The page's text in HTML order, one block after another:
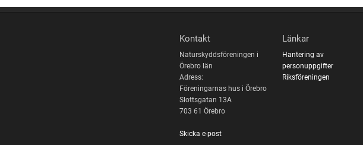
Kontakt
Naturskyddsföreningen i
Örebro län
Adress:
Föreningarnas hus i Örebro
Slottsgatan 13A
703 61 Örebro
Skicka e-post
Länkar
Hantering av
personuppgifter
Riksföreningen